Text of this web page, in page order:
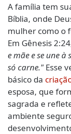
A família tem
Bíblia, onde
mulher como o
Em Gênesis
e mãe e se une
só carne." Esse
básico da
esposa, que
sagrada e
ambiente